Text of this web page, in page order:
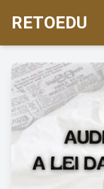
RETOEDU